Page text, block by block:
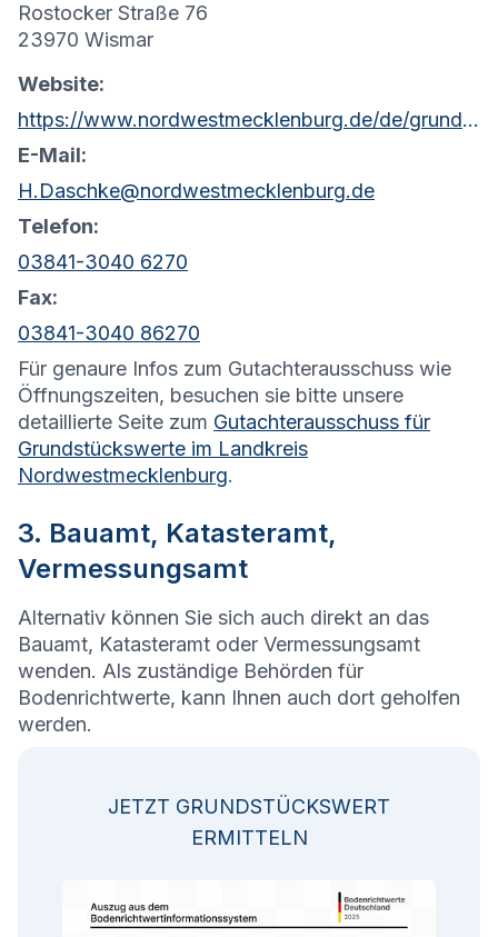
Rostocker Straße 76
23970 Wismar
Website:
https://www.nordwestmecklenburg.de/de/grundsteucksmarkt.html
E-Mail:
H.Daschke@nordwestmecklenburg.de
Telefon:
03841-3040 6270
Fax:
03841-3040 86270
Für genaure Infos zum Gutachterausschuss wie
Öffnungszeiten, besuchen sie bitte unsere
detaillierte Seite zum Gutachterausschuss für
Grundstückswerte im Landkreis
Nordwestmecklenburg.
3. Bauamt, Katasteramt,
Vermessungsamt
Alternativ können Sie sich auch direkt an das
Bauamt, Katasteramt oder Vermessungsamt
wenden. Als zuständige Behörden für
Bodenrichtwerte, kann Ihnen auch dort geholfen
werden.
JETZT GRUNDSTÜCKSWERT
ERMITTELN